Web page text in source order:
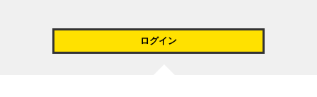
ログイン